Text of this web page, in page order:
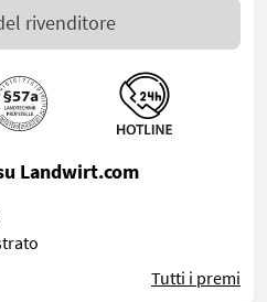
rivenditore
Landwirt.com
Tutti i premi